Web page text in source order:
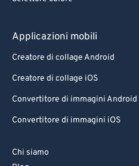
Applicazioni mobili
Creatore di collage Android
Creatore di collage iOS
Convertitore di immagini Android
Convertitore di immagini iOS
Chi siamo